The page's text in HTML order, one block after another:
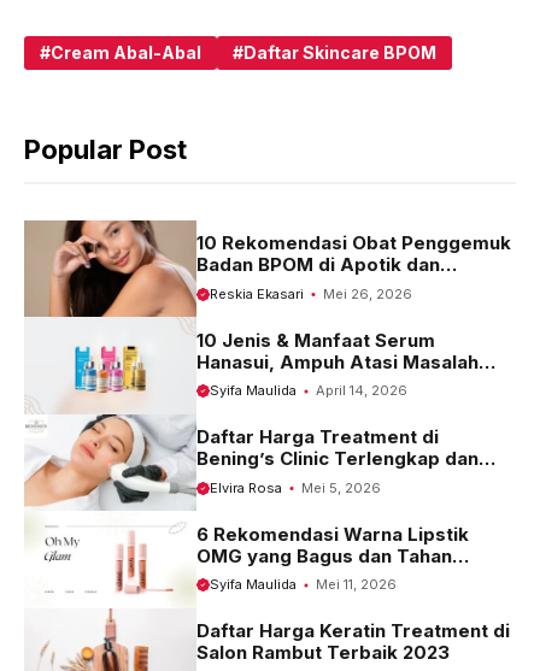
c
o
a
A
p
l
r
m
Cream Abal-Abal Daftar Skincare BPOM
Popular Post
10 Rekomendasi Obat Penggemuk
Badan BPOM di Apotik dan
Harganya
Reskia Ekasari Mei 26, 2026
10 Jenis & Manfaat Serum
Hanasui, Ampuh Atasi Masalah
Kulit
Syifa Maulida April 14, 2026
Daftar Harga Treatment di
Bening’s Clinic Terlengkap dan
Terbaru 2023
Elvira Rosa Mei 5, 2026
6 Rekomendasi Warna Lipstik
OMG yang Bagus dan Tahan
Seharian
Syifa Maulida Mei 11, 2026
Daftar Harga Keratin Treatment di
Salon Rambut Terbaik 2023